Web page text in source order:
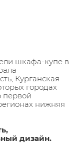
шкафа-купе в
Курганская
городах
первой
нижняя
дизайн.